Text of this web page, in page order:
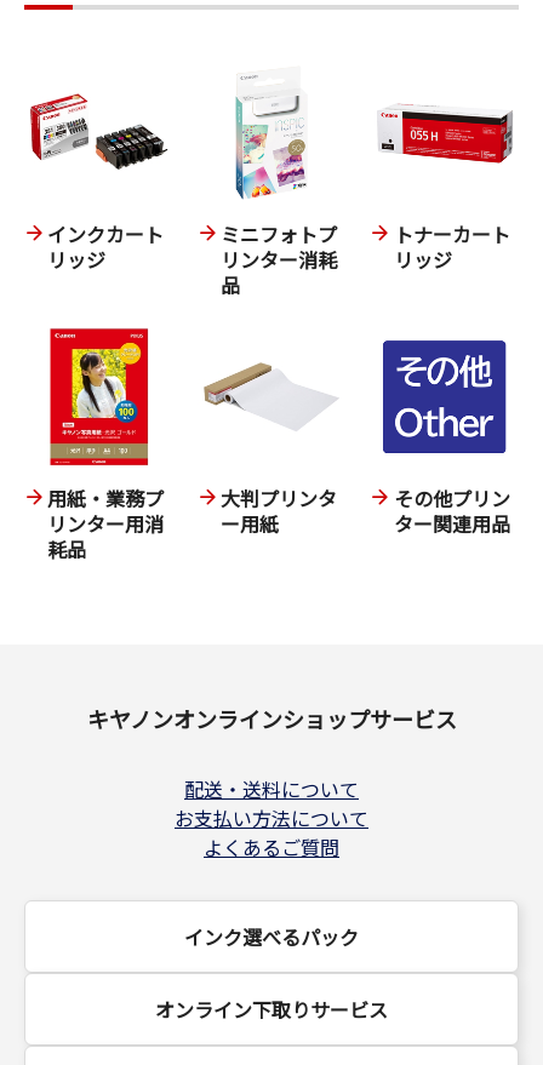
インクカート
リッジ
ミニフォトプ
リンター消耗
品
トナーカート
リッジ
用紙・業務プ
リンター用消
耗品
大判プリンタ
ー用紙
その他プリン
ター関連用品
キヤノンオンラインショップサービス
配送・送料について
お支払い方法について
よくあるご質問
インク選べるパック
オンライン下取りサービス